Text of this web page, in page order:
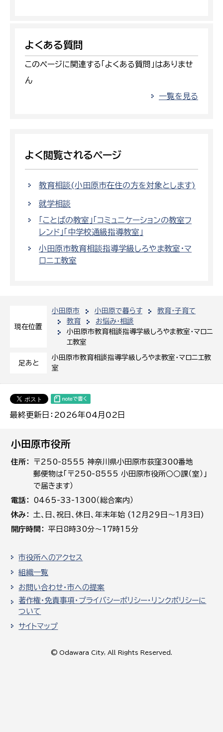
現在位置
小田原市 小田原で暮らす
教育・子育て
教育
お悩み・相談
小田原市教育相談指導学級しろやま教室・マロニ
エ教室
足あと
小田原市教育相談指導学級しろやま教室・マロニエ教
室
最終更新日：2026年04月02日
よくある質問
このページに関連する「よくある質問」はありませ
ん
一覧を見る
よく閲覧されるページ
教育相談(小田原市在住の方を対象とします)
就学相談
「ことばの教室」「コミュニケーションの教室フ
レンド」「中学校通級指導教室」
小田原市教育相談指導学級しろやま教室・マ
ロニエ教室
小田原市役所
住所
〒250-8555 神奈川県小田原市荻窪300番地
郵便物は「〒250-8555 小田原市役所○○課（室）」
で届きます）
電話
0465-33-1300（総合案内）
休み
土､日､祝日、休日、年末年始 (12月29日～1月3日)
開庁時間
平日8時30分～17時15分
市役所へのアクセス
組織一覧
お問い合わせ・市への提案
著作権・免責事項・プライバシーポリシー・リンクポリシーに
ついて
サイトマップ
© Odawara City, All Rights Reserved.